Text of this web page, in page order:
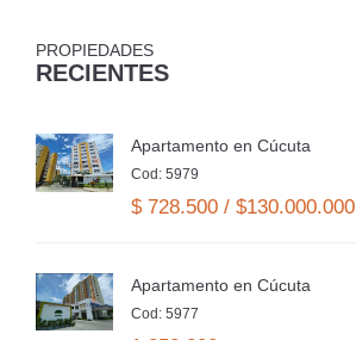
PROPIEDADES
RECIENTES
Apartamento en Cúcuta
Cod: 5979
$ 728.500 / $130.000.000
Apartamento en Cúcuta
Cod: 5977